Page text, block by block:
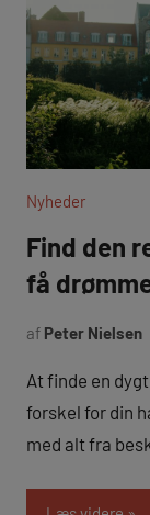
Nyheder
Find den
få
af Peter Nielsen
At finde en
forskel for din
med alt fra